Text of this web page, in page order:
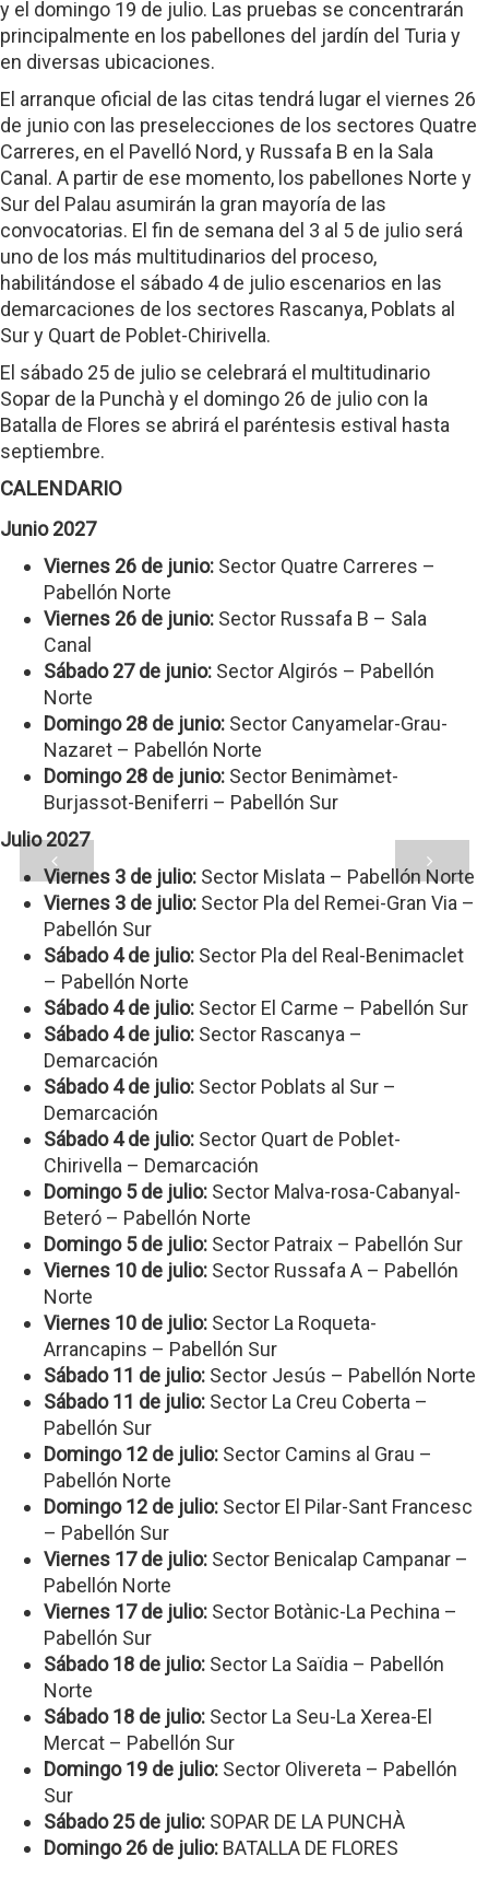
y el domingo 19 de julio. Las pruebas se concentrarán
principalmente en los pabellones del jardín del Turia y
en diversas ubicaciones.
El arranque oficial de las citas tendrá lugar el viernes 26
de junio con las preselecciones de los sectores Quatre
Carreres, en el Pavelló Nord, y Russafa B en la Sala
Canal. A partir de ese momento, los pabellones Norte y
Sur del Palau asumirán la gran mayoría de las
convocatorias. El fin de semana del 3 al 5 de julio será
uno de los más multitudinarios del proceso,
habilitándose el sábado 4 de julio escenarios en las
demarcaciones de los sectores Rascanya, Poblats al
Sur y Quart de Poblet-Chirivella.
El sábado 25 de julio se celebrará el multitudinario
Sopar de la Punchà y el domingo 26 de julio con la
Batalla de Flores se abrirá el paréntesis estival hasta
septiembre.
CALENDARIO
Junio 2027
Viernes 26 de junio: Sector Quatre Carreres –
Pabellón Norte
Viernes 26 de junio: Sector Russafa B – Sala
Canal
Sábado 27 de junio: Sector Algirós – Pabellón
Norte
Domingo 28 de junio: Sector Canyamelar-Grau-
Nazaret – Pabellón Norte
Domingo 28 de junio: Sector Benimàmet-
Burjassot-Beniferri – Pabellón Sur
Julio 2027
Viernes 3 de julio: Sector Mislata – Pabellón Norte
Viernes 3 de julio: Sector Pla del Remei-Gran Via –
Pabellón Sur
Sábado 4 de julio: Sector Pla del Real-Benimaclet
– Pabellón Norte
Sábado 4 de julio: Sector El Carme – Pabellón Sur
Sábado 4 de julio: Sector Rascanya –
Demarcación
Sábado 4 de julio: Sector Poblats al Sur –
Demarcación
Sábado 4 de julio: Sector Quart de Poblet-
Chirivella – Demarcación
Domingo 5 de julio: Sector Malva-rosa-Cabanyal-
Beteró – Pabellón Norte
Domingo 5 de julio: Sector Patraix – Pabellón Sur
Viernes 10 de julio: Sector Russafa A – Pabellón
Norte
Viernes 10 de julio: Sector La Roqueta-
Arrancapins – Pabellón Sur
Sábado 11 de julio: Sector Jesús – Pabellón Norte
Sábado 11 de julio: Sector La Creu Coberta –
Pabellón Sur
Domingo 12 de julio: Sector Camins al Grau –
Pabellón Norte
Domingo 12 de julio: Sector El Pilar-Sant Francesc
– Pabellón Sur
Viernes 17 de julio: Sector Benicalap Campanar –
Pabellón Norte
Viernes 17 de julio: Sector Botànic-La Pechina –
Pabellón Sur
Sábado 18 de julio: Sector La Saïdia – Pabellón
Norte
Sábado 18 de julio: Sector La Seu-La Xerea-El
Mercat – Pabellón Sur
Domingo 19 de julio: Sector Olivereta – Pabellón
Sur
Sábado 25 de julio: SOPAR DE LA PUNCHÀ
Domingo 26 de julio: BATALLA DE FLORES